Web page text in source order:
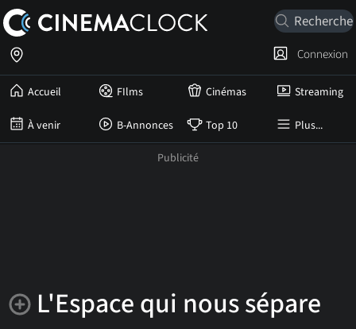
Accueil FIlms Cinémas Streaming
À venir B-Annonces Top 10 Plus...
Connexion
L'Espace qui nous sépare